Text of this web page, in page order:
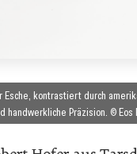
kontrastiert durch
handwerkliche Präzision. © Eos